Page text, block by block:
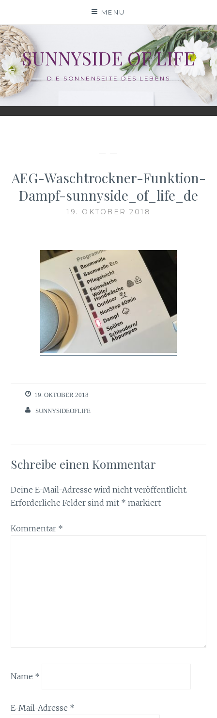
content
MENU
SUNNYSIDE OF LIFE
DIE SONNENSEITE DES LEBENS
— —
AEG-Waschtrockner-Funktion-
Dampf-sunnyside_of_life_de
19. OKTOBER 2018
19. OKTOBER 2018
SUNNYSIDEOFLIFE
Schreibe einen Kommentar
Deine E-Mail-Adresse wird nicht veröffentlicht.
Erforderliche Felder sind mit * markiert
Kommentar *
Name *
E-Mail-Adresse *